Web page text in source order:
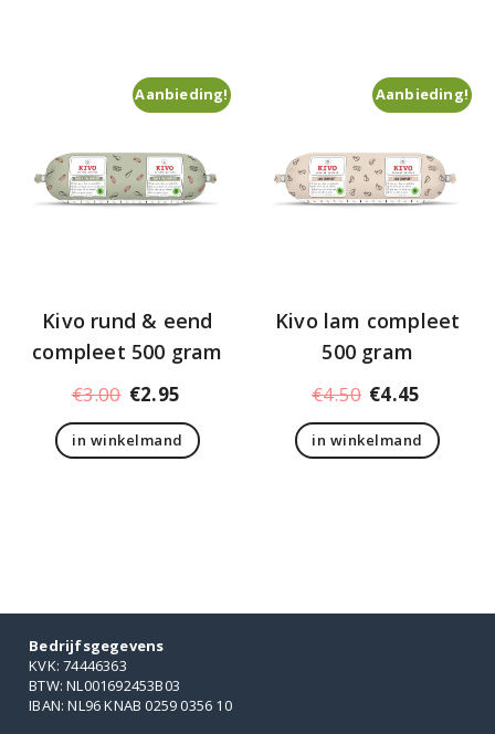
Aanbieding!
Kivo rund & eend
compleet 500 gram
€3.00 Oorspronkelijke
prijs
was:
€2.95
prijs
is:
in winkelmand
Aanbieding!
Kivo lam compleet
500 gram
€4.50
prijs
was:
€4.45
prijs
is:
in winkelmand
Bedrijfsgegevens
KVK: 74446363
BTW: NL001692453B03
IBAN: NL96 KNAB 0259 0356 10